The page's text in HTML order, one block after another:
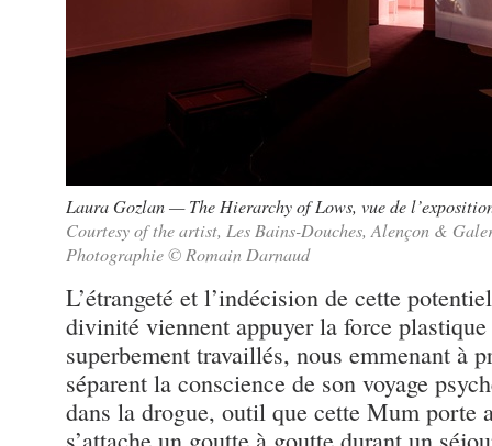
Laura Gozlan — The Hierarchy of Lows, vue de
Courtesy of the artist, Les Bains-Douches, Alençon &
Photographie © Romain Darnaud
L’étrangeté et l’indécision de cette
divinité viennent appuyer la force plastique
superbement travaillés, nous emmenant à
séparent la conscience de son voyage
dans la drogue, outil que cette Mum porte